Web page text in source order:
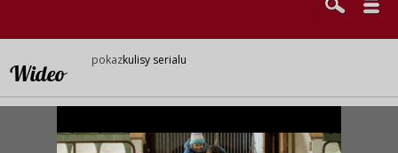
Wideo
pokazkulisy serialu